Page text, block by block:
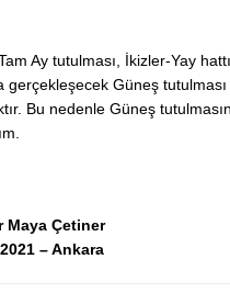
Ay tutulması, İkizler-Yay
gerçekleşecek Güneş
Bu nedenle Güneş
Maya Çetiner
– Ankara